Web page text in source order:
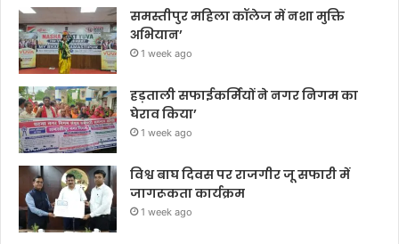
समस्तीपुर महिला कॉलेज में नशा मुक्ति
अभियान’
1 week ago
हड़ताली सफाईकर्मियों ने नगर निगम का
घेराव किया’
1 week ago
विश्व बाघ दिवस पर राजगीर जू सफारी में
जागरूकता कार्यक्रम
1 week ago